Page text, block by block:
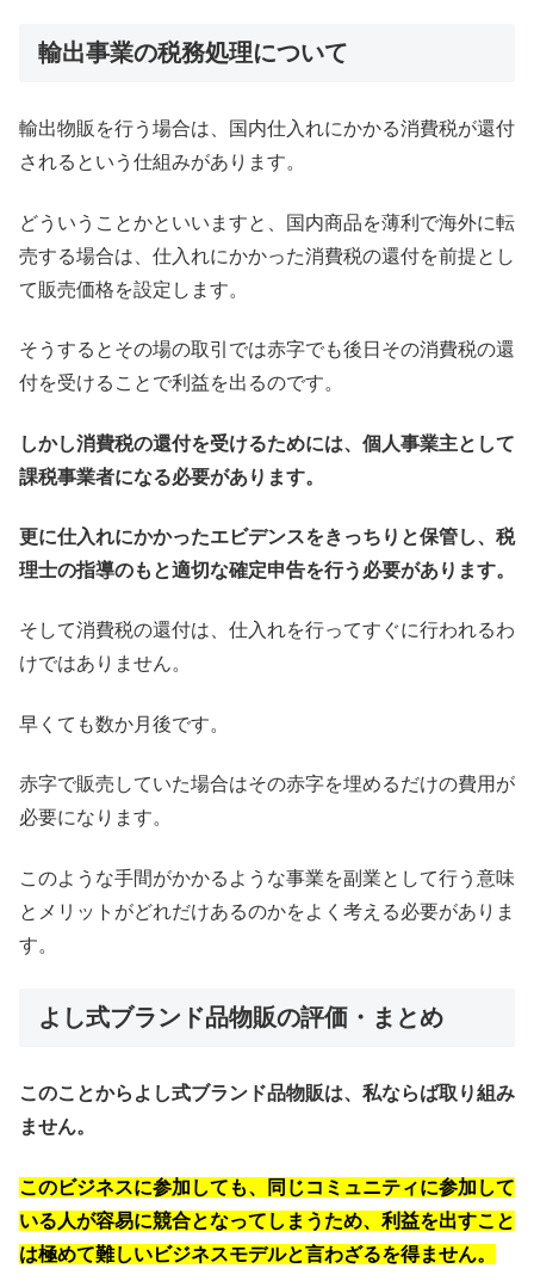
輸出事業の税務処理について
輸出物販を行う場合は、国内仕入れにかかる消費税が還付
されるという仕組みがあります。
どういうことかといいますと、国内商品を薄利で海外に転
売する場合は、仕入れにかかった消費税の還付を前提とし
て販売価格を設定します。
そうするとその場の取引では赤字でも後日その消費税の還
付を受けることで利益を出るのです。
しかし消費税の還付を受けるためには、個人事業主として
課税事業者になる必要があります。
更に仕入れにかかったエビデンスをきっちりと保管し、税
理士の指導のもと適切な確定申告を行う必要があります。
そして消費税の還付は、仕入れを行ってすぐに行われるわ
けではありません。
早くても数か月後です。
赤字で販売していた場合はその赤字を埋めるだけの費用が
必要になります。
このような手間がかかるような事業を副業として行う意味
とメリットがどれだけあるのかをよく考える必要がありま
す。
よし式ブランド品物販の評価・まとめ
このことからよし式ブランド品物販は、私ならば取り組み
ません。
このビジネスに参加しても、同じコミュニティに参加して
いる人が容易に競合となってしまうため、利益を出すこと
は極めて難しいビジネスモデルと言わざるを得ません。